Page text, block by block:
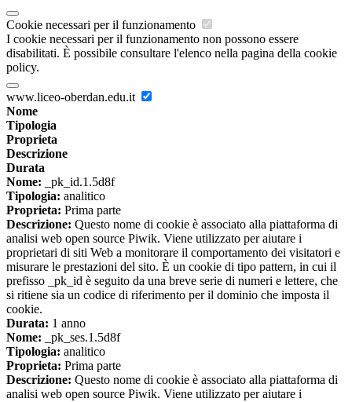
Cookie necessari per il funzionamento
I cookie necessari per il funzionamento non possono essere
disabilitati. È possibile consultare l'elenco nella pagina della cookie
policy.
www.liceo-oberdan.edu.it
Nome
Tipologia
Proprieta
Descrizione
Durata
Nome: _pk_id.1.5d8f
Tipologia: analitico
Proprieta: Prima parte
Descrizione: Questo nome di cookie è associato alla piattaforma di
analisi web open source Piwik. Viene utilizzato per aiutare i
proprietari di siti Web a monitorare il comportamento dei visitatori e
misurare le prestazioni del sito. È un cookie di tipo pattern, in cui il
prefisso _pk_id è seguito da una breve serie di numeri e lettere, che
si ritiene sia un codice di riferimento per il dominio che imposta il
cookie.
Durata: 1 anno
Nome: _pk_ses.1.5d8f
Tipologia: analitico
Proprieta: Prima parte
Descrizione: Questo nome di cookie è associato alla piattaforma di
analisi web open source Piwik. Viene utilizzato per aiutare i